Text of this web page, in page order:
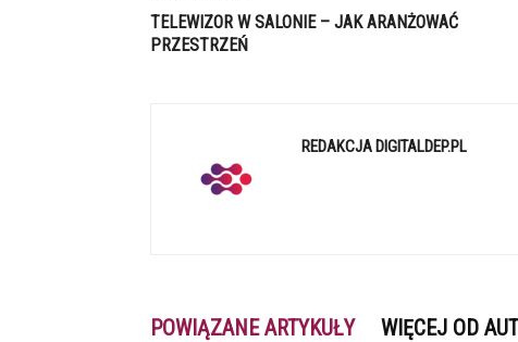
TELEWIZOR W SALONIE – JAK ARANŻOWAĆ
PRZESTRZEŃ
REDAKCJA DIGITALDEP.PL
POWIĄZANE ARTYKUŁY WIĘCEJ OD